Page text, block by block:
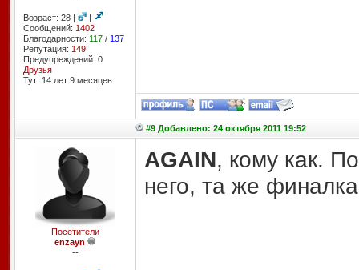
Возраст: 28 |
|
Сообщений: 1402
Благодарности: 117/ 137
Репутация: 149
Предупреждений: 0
Друзья
Тут: 14 лет 9 месяцев
#9 Добавлено: 24 октября 2011 19:52
Посетители
enzayn
--
AGAIN, кому как.
него, та же